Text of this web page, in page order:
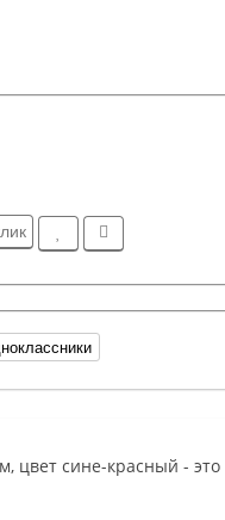
цвет сине-красный -